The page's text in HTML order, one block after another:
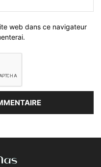
web dans ce navigateur